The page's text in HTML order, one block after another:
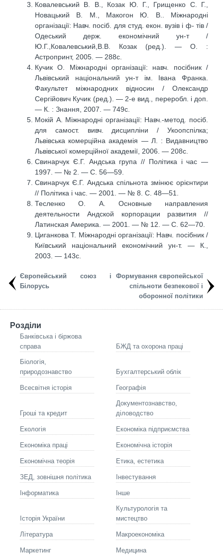
Ковалевський В. В., Козак Ю. Г., Грищенко С. Г.,
Новацький В. М., Макогон Ю. В.. Міжнародні
організації: Навч. посіб. для студ. екон. вузів і ф- тів /
Одеський держ. економічний ун-т /
Ю.Г.,Ковалевський,В.В. Козак (ред.). — О. :
Астропринт, 2005. — 288с.
Кучик О. Міжнародні організації: навч. посібник /
Львівський національний ун-т ім. Івана Франка.
Факультет міжнародних відносин / Олександр
Сергійович Кучик (ред.). — 2-е вид., переробл. і доп.
— К. : Знання, 2007. — 749c.
Мокій А. Міжнародні організації: Навч.-метод. посіб.
для самост. вивч. дисципліни / Укоопспілка;
Львівська комерційна академія — Л. : Видавництво
Львівської комерційної академії, 2006. — 208с.
Свинарчук Є.Г. Андська група // Політика і час —
1997. — № 2. — С. 56—59.
Свинарчук Є.Г. Андська спільнота змінює орієнтири
// Політика і час. — 2001. — № 8. С. 48—51.
Тесленко О. А. Основные направления
деятельности Андской корпорации развития //
Латинская Америка. — 2001. — № 12. — С. 62—70.
Циганкова Т. Міжнародні організації: Навч. посібник /
Київський національний економічний ун-т. — К.,
2003. — 143с.
Європейський союз і
Білорусь
Формування європейської
спільноти безпекової і
оборонної політики
Розділи
Банківська і біржова
справа
БЖД та охорона праці
Біологія,
природознавство
Бухгалтерський облік
Всесвітня історія Географія
Гроші та кредит
Документознавство,
діловодство
Екологія Економіка підприємства
Економіка праці Економічна історія
Економічна теорія Етика, естетика
ЗЕД, зовнішня політика Інвестування
Інформатика Інше
Історія України
Культурологія та
мистецтво
Літературa Макроекономіка
Маркетинг Медицина